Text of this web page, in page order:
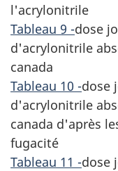
l'acrylonitrile
Tableau 9 -dose
d'acrylonitrile
canada
Tableau 10 -dose
d'acrylonitrile
canada d'après
fugacité
Tableau 11 -dose